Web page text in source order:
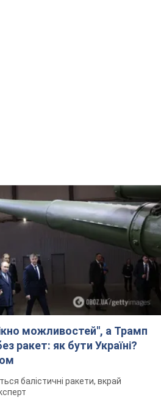
можливостей", а Трамп
ракет: як бути Україні?
балістичні ракети, вкрай